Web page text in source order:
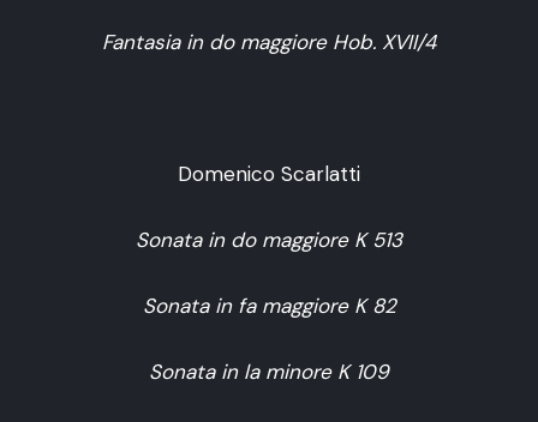
Fantasia in do maggiore Hob. XVII/4
Domenico Scarlatti
Sonata in do maggiore K 513
Sonata in fa maggiore K 82
Sonata in la minore K 109